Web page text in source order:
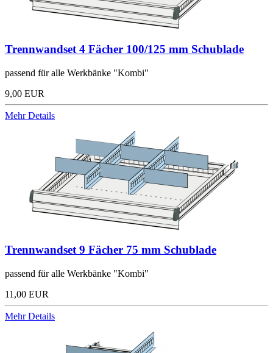
Trennwandset 4 Fächer 100/125 mm Schublade
passend für alle Werkbänke "Kombi"
9,00 EUR
Mehr Details
Trennwandset 9 Fächer 75 mm Schublade
passend für alle Werkbänke "Kombi"
11,00 EUR
Mehr Details